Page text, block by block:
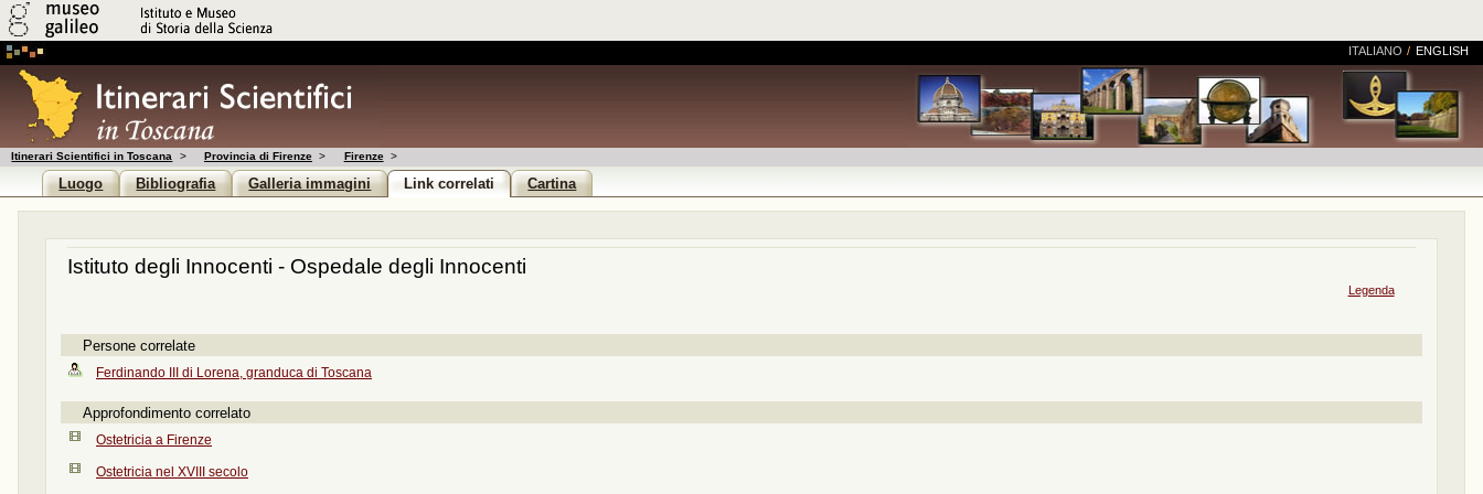
ITALIANO / ENGLISH
Itinerari Scientifici in Toscana > Provincia di Firenze > Firenze >
Luogo Bibliografia Galleria immagini Link correlati Cartina
Istituto degli Innocenti - Ospedale degli Innocenti
Legenda
Persone correlate
Ferdinando III di Lorena, granduca di Toscana
Approfondimento correlato
Ostetricia a Firenze
Ostetricia nel XVIII secolo